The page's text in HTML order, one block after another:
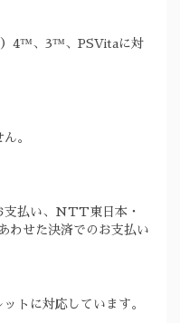
4™、3™、PSVitaに対
。
支払い、NTT東日本・
せた決済でのお支払い
トに対応しています。